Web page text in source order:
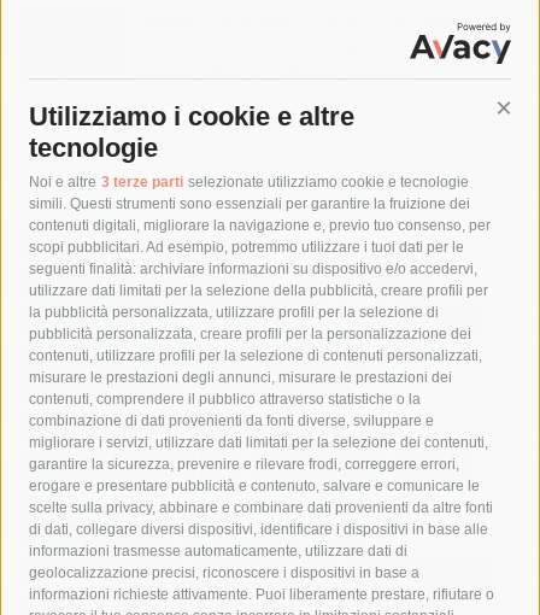
Utilizziamo i cookie e altre
tecnologie
Noi e altre 3 terze parti selezionate utilizziamo cookie e tecnologie
simili. Questi strumenti sono essenziali per garantire la fruizione dei
contenuti digitali, migliorare la navigazione e, previo tuo consenso, per
scopi pubblicitari. Ad esempio, potremmo utilizzare i tuoi dati per le
seguenti finalità: archiviare informazioni su dispositivo e/o accedervi,
utilizzare dati limitati per la selezione della pubblicità, creare profili per
la pubblicità personalizzata, utilizzare profili per la selezione di
pubblicità personalizzata, creare profili per la personalizzazione dei
contenuti, utilizzare profili per la selezione di contenuti personalizzati,
misurare le prestazioni degli annunci, misurare le prestazioni dei
contenuti, comprendere il pubblico attraverso statistiche o la
combinazione di dati provenienti da fonti diverse, sviluppare e
migliorare i servizi, utilizzare dati limitati per la selezione dei contenuti,
garantire la sicurezza, prevenire e rilevare frodi, correggere errori,
erogare e presentare pubblicità e contenuto, salvare e comunicare le
scelte sulla privacy, abbinare e combinare dati provenienti da altre fonti
di dati, collegare diversi dispositivi, identificare i dispositivi in base alle
informazioni trasmesse automaticamente, utilizzare dati di
geolocalizzazione precisi, riconoscere i dispositivi in base a
informazioni richieste attivamente. Puoi liberamente prestare, rifiutare o
Massa Lubrense. Sicurezza in mare
nell’Amp Punta Campanella, incontro
Tag
acqua allerta meteo
anas
area marina protetta di punta campanella
arresto
Asl Napoli 3 sud
capitaneria di porto capri
carabinieri
castellammare di stabia
circumvesuviana
comune di sorrento
concerto
contagi
costiera amalfitana
covid-19 eav
elezioni
fondazione sorrento
gori guardia costiera
incidente
lavori
lorenzo balducelli mare
massa lubrense
massimo coppola
Meta napoli
ordinanza
penisola sorrentina
piano di sorrento
polizia municipale
protezione civile
Regione Campania sant'agnello